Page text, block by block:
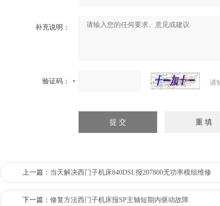
补充说明：
验证码： 请
上一篇： 当天解决西门子机床840DSL报207800无功率模组维修
下一篇： 修复方法西门子机床报SP主轴短期内驱动故障